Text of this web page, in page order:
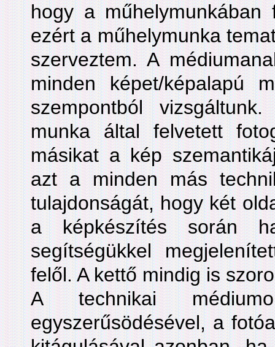
hogy a
ezért a műhelymunka
szerveztem. A
minden képet/képalapú
szempontból
munka által felvetett
másikat a kép
azt a minden más
tulajdonságát, hogy két
a képkészítés során
segítségükkel
felől. A kettő mindig is
A technikai
egyszerűsödésével, a